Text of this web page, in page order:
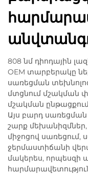
808 նմ դիոդային
OEM տարբերակը
սառեցման
մտցնում մշակման
մշակման
Այս բարդ
շարք մեխանիզմներ,
միջոցով սառեցում,
ջերմաստիճանի
մակերես,